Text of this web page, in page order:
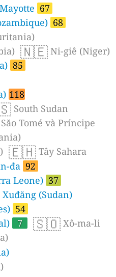
Mayotte 67
68
🇳🇪 Ni-giê (Niger)
85
118
South Sudan
Săo Tomé và Príncipe
🇪🇭 Tây Sahara
đa 92
Leone) 37
Xuđăng (Sudan)
54
7 🇸🇴 Xô-ma-li